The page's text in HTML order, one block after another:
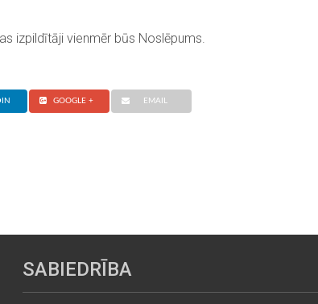
izpildītāji vienmēr būs Noslēpums.
GOOGLE + EMAIL
SABIEDRĪBA